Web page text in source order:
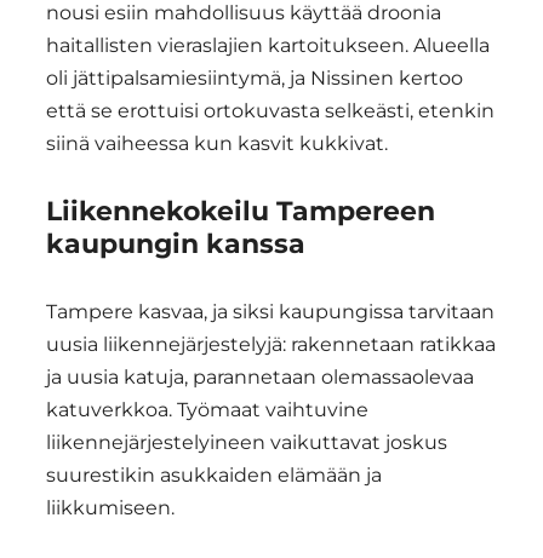
nousi esiin mahdollisuus käyttää droonia
haitallisten vieraslajien kartoitukseen. Alueella
oli jättipalsamiesiintymä, ja Nissinen kertoo
että se erottuisi ortokuvasta selkeästi, etenkin
siinä vaiheessa kun kasvit kukkivat.
Liikennekokeilu Tampereen
kaupungin kanssa
Tampere kasvaa, ja siksi kaupungissa tarvitaan
uusia liikennejärjestelyjä: rakennetaan ratikkaa
ja uusia katuja, parannetaan olemassaolevaa
katuverkkoa. Työmaat vaihtuvine
liikennejärjestelyineen vaikuttavat joskus
suurestikin asukkaiden elämään ja
liikkumiseen.